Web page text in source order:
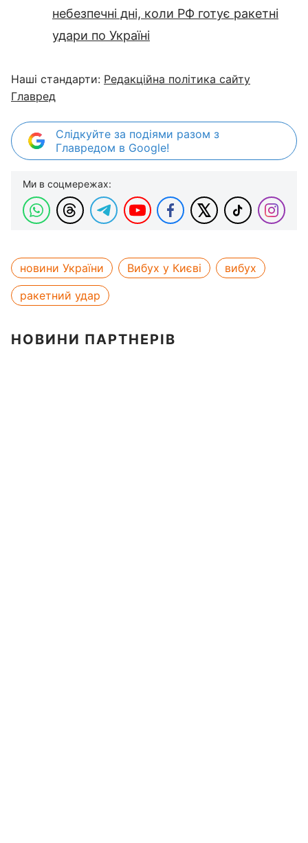
небезпечні дні, коли РФ готує ракетні
удари по Україні
Наші стандарти: Редакційна політика сайту
Главред
Слідкуйте за подіями разом з
Главредом в Google!
Ми в соцмережах:
новини України Вибух у Києві
вибух
ракетний удар
НОВИНИ ПАРТНЕРІВ